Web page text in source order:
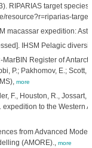
RIPARIAS target
resource?r=riparias-
macassar expedition:
IHSM Pelagic
Register of
P.; Pakhomov, E.;
more
F., Houston, R., Jossart,
expedition to the
from Advanced
(AMORE)., more